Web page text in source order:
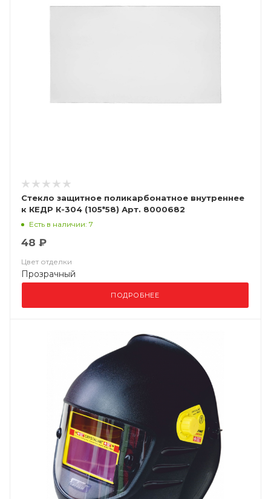
Стекло защитное поликарбонатное внутреннее
к КЕДР К-304 (105*58) Арт. 8000682
Есть в наличии: 7
48 ₽
Цвет отделки
Прозрачный
ПОДРОБНЕЕ